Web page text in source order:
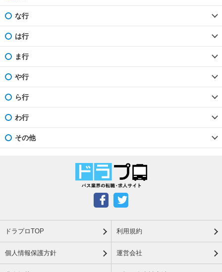
な行
は行
ま行
や行
ら行
わ行
その他
ドラプロTOP 利用規約
個人情報保護方針 運営会社